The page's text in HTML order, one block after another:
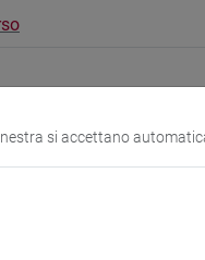
si accettano